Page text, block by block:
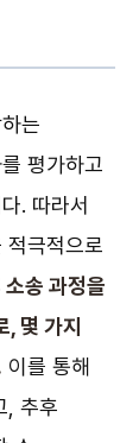
는
평가하고
. 따라서
적극적으로
소송 과정을
, 몇 가지
이를 통해
, 추후